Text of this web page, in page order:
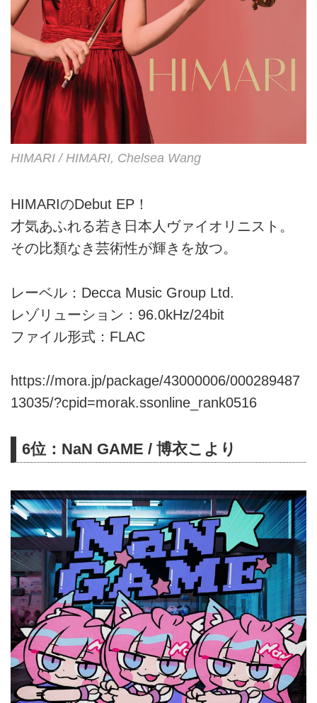
HIMARI / HIMARI, Chelsea Wang
HIMARIのDebut EP！
才気あふれる若き日本人ヴァイオリニスト。
その比類なき芸術性が輝きを放つ。
レーベル：Decca Music Group Ltd.
レゾリューション：96.0kHz/24bit
ファイル形式：FLAC
https://mora.jp/package/43000006/000289487
13035/?cpid=morak.ssonline_rank0516
6位：NaN GAME / 博衣こより